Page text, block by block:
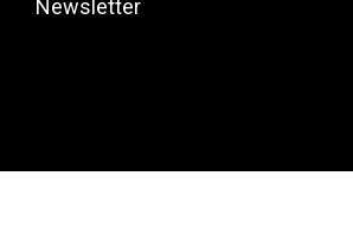
Newsletter